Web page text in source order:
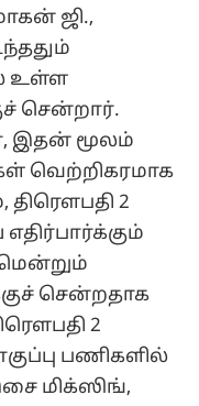
ஜி.,
உள்ள
சென்றார்.
இதன் மூலம்
வெற்றிகரமாக
2
சென்றதாக
2
பணிகளில்
மிக்ஸிங்,